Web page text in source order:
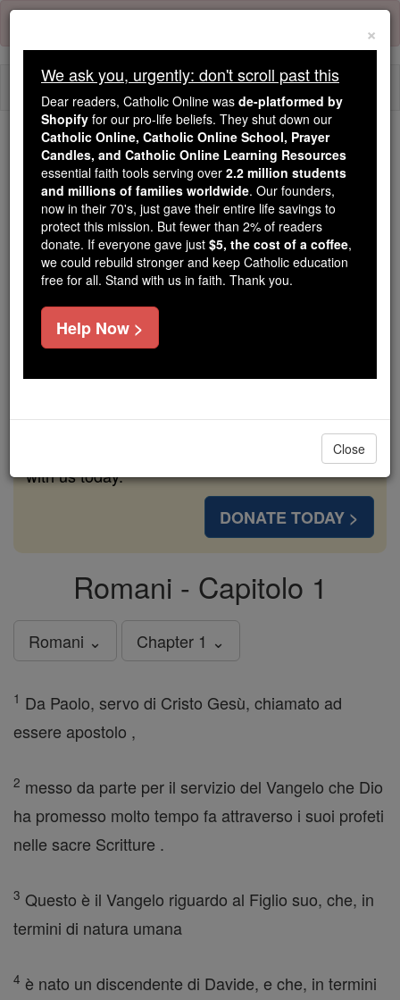
Skip
content
Because of You, 2.2 Million
Students Are Being Formed in the
Faith
Because of generous supporters like you,
Catholic Online School has already delivered
free, faithful Catholic education to over 2.2
million students across 193 countries. In an age
of noise and algorithms, you are helping form
souls with truth, prayer, Scripture, and Christ.
If everyone who reads this gave just $5 — the
families and keep this life-changing formation
free for all. Be Courageous. Be Catholic. Stand
with us today.
DONATE TODAY >
Romani - Capitolo 1
Romani ⌄ Chapter 1 ⌄
1 Da Paolo, servo di Cristo Gesù, chiamato ad
essere apostolo ,
2 messo da parte per il servizio del Vangelo che Dio
ha promesso molto tempo fa attraverso i suoi profeti
nelle sacre Scritture .
3 Questo è il Vangelo riguardo al Figlio suo, che, in
termini di natura umana
4 è nato un discendente di Davide, e che, in termini
×
We ask you, urgently: don't scroll past this
Dear readers, Catholic Online was de-platformed by
Shopify for our pro-life beliefs. They shut down our
Catholic Online, Catholic Online School, Prayer
Candles, and Catholic Online Learning Resources
essential faith tools serving over 2.2 million students
and millions of families worldwide. Our founders,
now in their 70's, just gave their entire life savings to
protect this mission. But fewer than 2% of readers
donate. If everyone gave just $5, the cost of a coffee,
we could rebuild stronger and keep Catholic education
free for all. Stand with us in faith. Thank you.
Help Now >
Close